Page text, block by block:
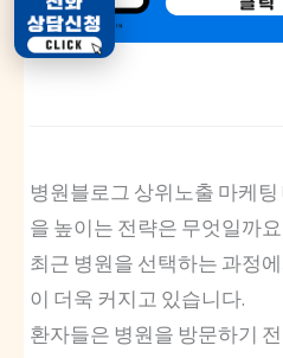
병원블로그 상위노출 마케
을 높이는 전략은 무엇일까
최근 병원을 선택하는 과정
이 더욱 커지고 있습니다.
환자들은 병원을 방문하기